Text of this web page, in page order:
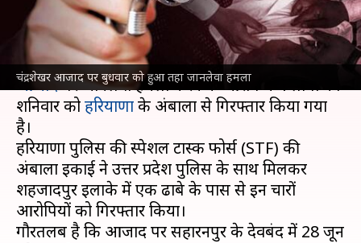
चंद्रशेखर आजाद पर बुधवार को हुआ तहा जानलेवा हमला
क्या है खबर?
आजाद समाज पार्टी और भीम आर्मी के प्रमुखचंद्रशेखर
आजादपर जानलेवा हमला करने के आरोप में 4 लोगों को
शनिवार कोहरियाणाके अंबाला से गिरफ्तार किया गया
है।
हरियाणा पुलिस की स्पेशल टास्क फोर्स (STF) की
अंबाला इकाई ने उत्तर प्रदेश पुलिस के साथ मिलकर
शहजादपुर इलाके में एक ढाबे के पास से इन चारों
आरोपियों को गिरफ्तार किया।
गौरतलब है कि आजाद पर सहारनपुर के देवबंद में 28 जून